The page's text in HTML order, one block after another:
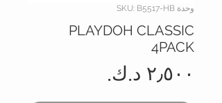
وحدة SKU: B5517-HB
PLAYDOH CLASSIC
4PACK